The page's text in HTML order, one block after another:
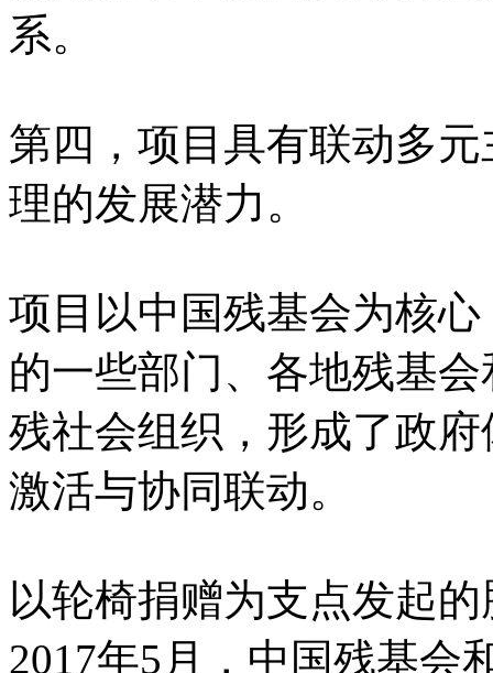
系。
第四，项目具有联动多
理的发展潜力。
项目以中国残基会为核
的一些部门、各地残基
残社会组织，形成了政
激活与协同联动。
以轮椅捐赠为支点发起
2017年5月，中国残基会